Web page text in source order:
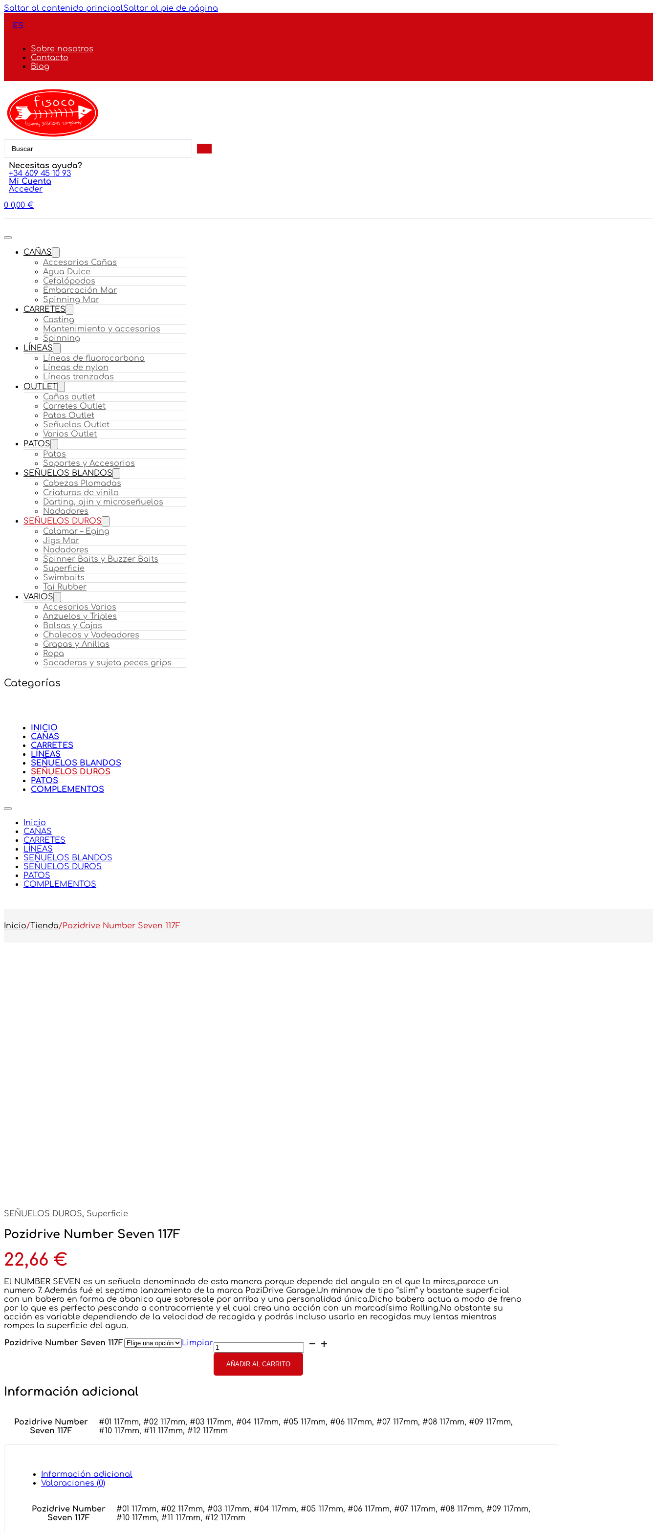
Saltar al contenido principalSaltar al pie de página
ES
Sobre nosotros
Contacto
Blog
Necesitas ayuda?
+34 609 45 10 93
Mi Cuenta
Acceder
0 0,00 €
CAÑAS
Accesorios Cañas
Agua Dulce
Cefalópodos
Embarcación Mar
Spinning Mar
CARRETES
Casting
Mantenimiento y accesorios
Spinning
LÍNEAS
Líneas de fluorocarbono
Líneas de nylon
Líneas trenzadas
OUTLET
Cañas outlet
Carretes Outlet
Patos Outlet
Señuelos Outlet
Varios Outlet
PATOS
Patos
Soportes y Accesorios
SEÑUELOS BLANDOS
Cabezas Plomadas
Criaturas de vinilo
Darting, ajin y microseñuelos
Nadadores
SEÑUELOS DUROS
Calamar – Eging
Jigs Mar
Nadadores
Spinner Baits y Buzzer Baits
Superficie
Swimbaits
Tai Rubber
VARIOS
Accesorios Varios
Anzuelos y Triples
Bolsas y Cajas
Chalecos y Vadeadores
Grapas y Anillas
Ropa
Sacaderas y sujeta peces grips
Categorías
INICIO
CAÑAS
CARRETES
LÍNEAS
SEÑUELOS BLANDOS
SEÑUELOS DUROS
PATOS
COMPLEMENTOS
Inicio
CAÑAS
CARRETES
LÍNEAS
SEÑUELOS BLANDOS
SEÑUELOS DUROS
PATOS
COMPLEMENTOS
Inicio/Tienda/Pozidrive Number Seven 117F
SEÑUELOS DUROS, Superficie
Pozidrive Number Seven 117F
22,66 €
El NUMBER SEVEN es un señuelo denominado de esta manera porque depende del angulo en el que lo mires,parece un
numero 7. Además fué el septimo lanzamiento de la marca PoziDrive Garage.Un minnow de tipo “slim” y bastante superficial
con un babero en forma de abanico que sobresale por arriba y una personalidad única.Dicho babero actua a modo de freno
por lo que es perfecto pescando a contracorriente y el cual crea una acción con un marcadísimo Rolling.No obstante su
acción es variable dependiendo de la velocidad de recogida y podrás incluso usarlo en recogidas muy lentas mientras
rompes la superficie del agua.
Pozidrive Number Seven 117F
LimpiarPozidrive
Number
Seven
117F
cantidad
AÑADIR AL CARRITO
Información adicional
Pozidrive Number
Seven 117F
#01 117mm, #02 117mm, #03 117mm, #04 117mm, #05 117mm, #06 117mm, #07 117mm, #08 117mm, #09 117mm,
#10 117mm, #11 117mm, #12 117mm
Información adicional
Valoraciones (0)
Pozidrive Number
Seven 117F
#01 117mm, #02 117mm, #03 117mm, #04 117mm, #05 117mm, #06 117mm, #07 117mm, #08 117mm, #09 117mm,
#10 117mm, #11 117mm, #12 117mm